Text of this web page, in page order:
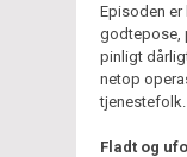
Episoden
godtepose,
pinligt
netop
tjenestefolk.
Fladt og